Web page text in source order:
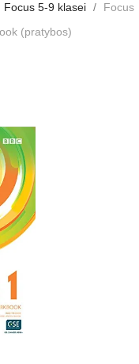
Focus 5-9 klasei
Focus
(pratybos)